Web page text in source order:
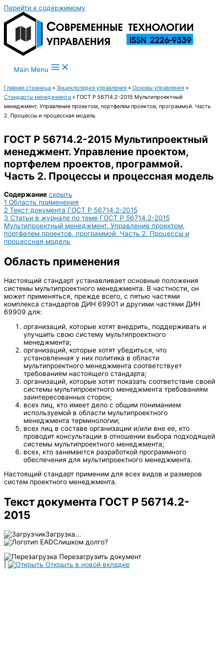
Перейти к содержимому
Main Menu
Главная страница » Энциклопедия управления » Основы управления »
Стандарты менеджмента » ГОСТ Р 56714.2-2015 Мультипроектный
менеджмент. Управление проектом, портфелем проектов, программой. Часть
2. Процессы и процессная модель
ГОСТ Р 56714.2-2015 Мультипроектный
менеджмент. Управление проектом,
портфелем проектов, программой.
Часть 2. Процессы и процессная модель
Содержание скрыть
1 Область применения
2 Текст документа ГОСТ Р 56714.2-2015
3 Статьи в журнале по теме ГОСТ Р 56714.2-2015
Мультипроектный менеджмент. Управление проектом,
портфелем проектов, программой. Часть 2. Процессы и
процессная модель
Область применения
Настоящий стандарт устанавливает основные положения
системы мультипроектного менеджмента. В частности, он
может применяться, прежде всего, с пятью частями
комплекса стандартов ДИН 69901 и другими частями ДИН
69909 для:
организаций, которые хотят внедрить, поддерживать и
улучшить свою систему мультипроектного
менеджмента;
организаций, которые хотят убедиться, что
установленная у них политика в области
мультипроектного менеджмента соответствует
требованиям настоящего стандарта;
организаций, которые хотят показать соответствие своей
системы мультипроектного менеджмента требованиям
заинтересованных сторон;
всех лиц, кто имеет дело с общим пониманием
используемой в области мультипроектного
менеджмента терминологии;
всех лиц в составе организации и/или вне ее, кто
проводит консультации в отношении выбора подходящей
системы мультипроектного менеджмента;
всех, кто занимается разработкой программного
обеспечения для мультипроектного менеджмента.
Настоящий стандарт применим для всех видов и размеров
систем проектного менеджмента.
Текст документа ГОСТ Р 56714.2-
2015
Загрузка...
Слишком долго?
Перезагрузить документ
Открыть в новой вкладке